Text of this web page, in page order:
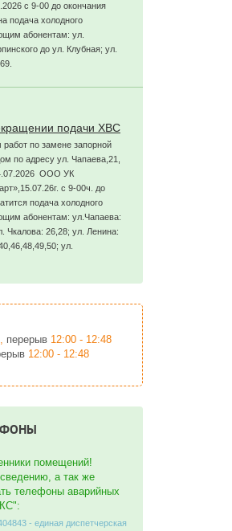
с 9-00 до окончания
подача холодного
абонентам: ул.
до ул. Клубная; ул.
подачи ХВС
по замене запорной
по адресу ул. Чапаева,21,
ООО УК
с 9-00ч. до
подача холодного
абонентам: ул.Чапаева:
Чкалова: 26,28; ул. Ленина:
ул.
перерыв 12:00 - 12:48
12:00 - 12:48
помещений!
а так же
телефоны аварийных
- единая диспетчерская